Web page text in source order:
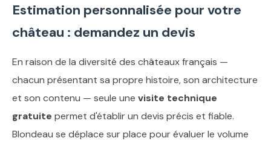
Estimation personnalisée pour votre
château : demandez un devis
En raison de la diversité des châteaux français —
chacun présentant sa propre histoire, son architecture
et son contenu — seule une visite technique
gratuite permet d'établir un devis précis et fiable.
Blondeau se déplace sur place pour évaluer le volume